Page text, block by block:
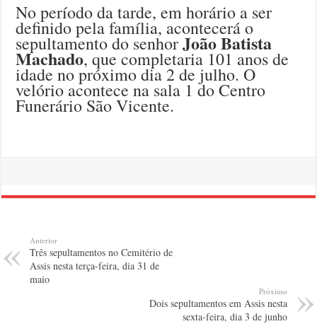
No período da tarde, em horário a ser
definido pela família, acontecerá o
sepultamento do senhorJoão Batista
Machado, que completaria 101 anos de
idade no próximo dia 2 de julho. O
velório acontece na sala 1 do Centro
Funerário São Vicente.
Anterior
Três sepultamentos no Cemitério de
Assis nesta terça-feira, dia 31 de
maio
Próximo
Dois sepultamentos em Assis nesta
sexta-feira, dia 3 de junho